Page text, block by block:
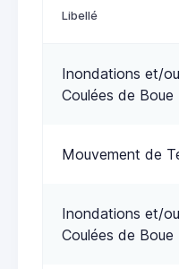
Libellé
Inondations et/ou
Coulées de Boue
Mouvement de
Inondations et/ou
Coulées de Boue